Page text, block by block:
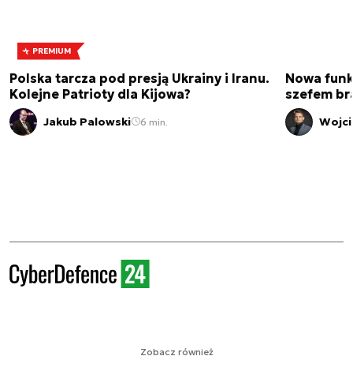
PREMIUM
Polska tarcza pod presją Ukrainy i Iranu.
Kolejne Patrioty dla Kijowa?
Jakub Palowski 6 min.
Nowa
szefem
Zobacz również